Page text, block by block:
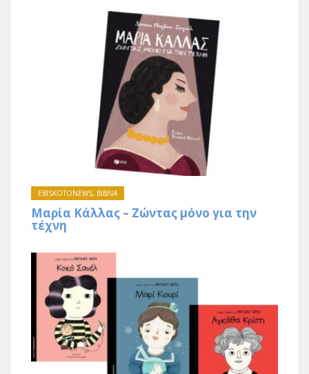
EBISKOTONEWS, ΒΙΒΛΙΑ
Μαρία Κάλλας – Ζώντας μόνο για την
τέχνη